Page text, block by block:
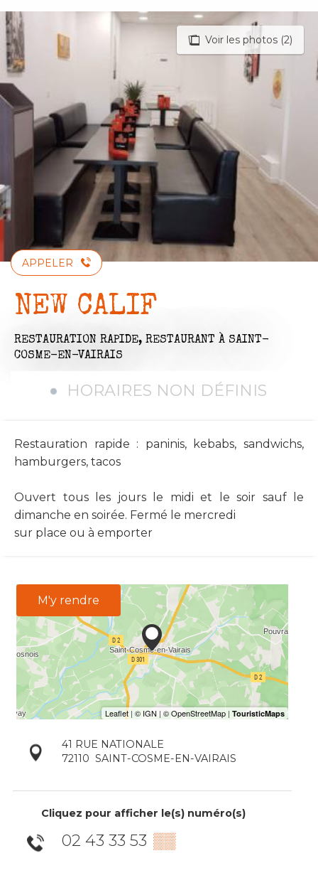
Aller
au
contenu
principal
Voir les photos (2)
APPELER
NEW CALIF
RESTAURATION RAPIDE, RESTAURANT À SAINT-
COSME-EN-VAIRAIS
HORAIRES NON DÉFINIS
Restauration rapide : paninis, kebabs, sandwichs,
hamburgers, tacos
Ouvert tous les jours le midi et le soir sauf le
dimanche en soirée. Fermé le mercredi
sur place ou à emporter
M'y rendre
41 RUE NATIONALE
72110 SAINT-COSME-EN-VAIRAIS
Cliquez pour afficher le(s) numéro(s)
02 43 33 53 ▒▒